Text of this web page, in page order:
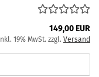
149,00 EUR
19% MwSt. zzgl. Versand